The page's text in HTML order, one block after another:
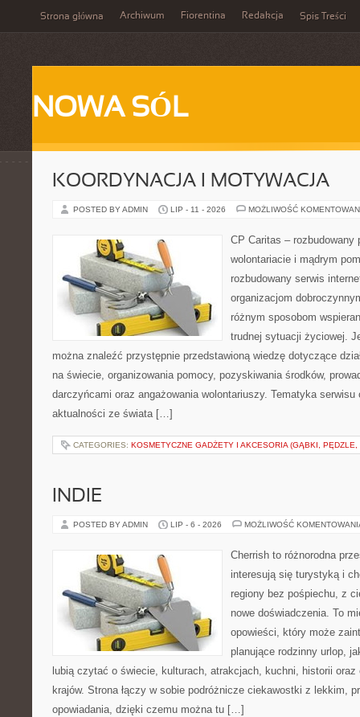
Strona główna Archiwum Fiorentina Redakcja Spis Treści
NOWA SÓL
KOORDYNACJA I MOTYWACJA
POSTED BY ADMIN LIP - 11 - 2026 MOŻLIWOŚĆ
CP Caritas – rozbudowany
wolontariacie i mądrym
rozbudowany serwis
organizacjom
różnym sposobom
trudnej sytuacji życiowej.
można znaleźć przystępnie przedstawioną wiedzę dotyczące
na świecie, organizowania pomocy, pozyskiwania środków,
darczyńcami oraz angażowania wolontariuszy. Tematyka
aktualności ze świata […]
CATEGORIES: KOSMETYCZNE GADŻETY I AKCESORIA (GĄBKI, PĘDZLE,
INDIE
POSTED BY ADMIN LIP - 6 - 2026 MOŻLIWOŚĆ
Cherrish to różnorodna
interesują się turystyką i
regiony bez pośpiechu, z
nowe doświadczenia. To
opowieści, który może
planujące rodzinny urlop,
lubią czytać o świecie, kulturach, atrakcjach, kuchni, historii
krajów. Strona łączy w sobie podróżnicze ciekawostki z lekkim,
opowiadania, dzięki czemu można tu […]